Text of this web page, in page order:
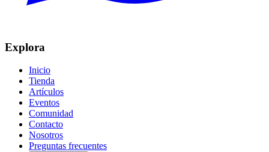
Explora
Inicio
Tienda
Artículos
Eventos
Comunidad
Contacto
Nosotros
Preguntas frecuentes